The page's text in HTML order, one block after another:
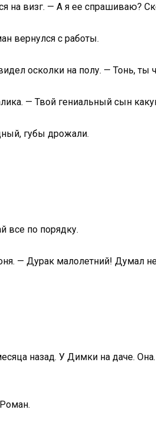
на визг. — А я ее спрашиваю?
вернулся с работы.
осколки на полу. — Тонь, ты
— Твой гениальный сын
губы дрожали.
все по порядку.
— Дурак малолетний! Думал
назад. У Димки на даче.